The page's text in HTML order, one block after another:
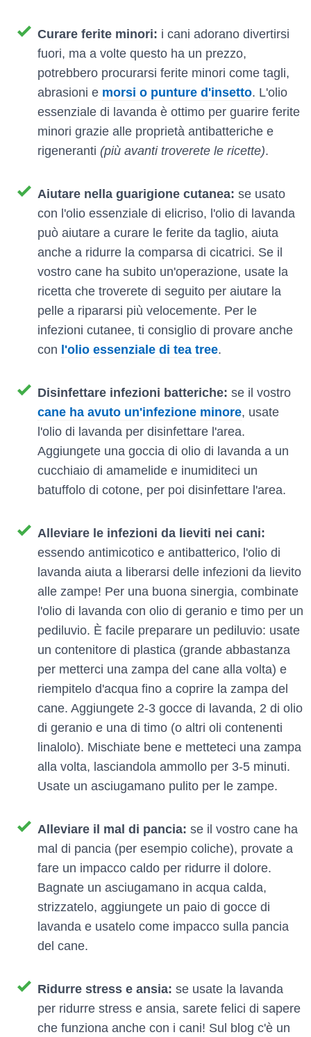
Curare ferite minori: i cani adorano divertirsi
fuori, ma a volte questo ha un prezzo,
potrebbero procurarsi ferite minori come tagli,
abrasioni e morsi o punture d'insetto. L'olio
essenziale di lavanda è ottimo per guarire ferite
minori grazie alle proprietà antibatteriche e
rigeneranti(più avanti troverete le ricette).
Aiutare nella guarigione cutanea: se usato
con l'olio essenziale di elicriso, l'olio di lavanda
può aiutare a curare le ferite da taglio, aiuta
anche a ridurre la comparsa di cicatrici. Se il
vostro cane ha subito un'operazione, usate la
ricetta che troverete di seguito per aiutare la
pelle a ripararsi più velocemente. Per le
infezioni cutanee, ti consiglio di provare anche
con l'olio essenziale di tea tree.
Disinfettare infezioni batteriche: se il vostro
cane ha avuto un'infezione minore, usate
l'olio di lavanda per disinfettare l'area.
Aggiungete una goccia di olio di lavanda a un
cucchiaio di amamelide e inumiditeci un
batuffolo di cotone, per poi disinfettare l'area.
Alleviare le infezioni da lieviti nei cani:
essendo antimicotico e antibatterico, l'olio di
lavanda aiuta a liberarsi delle infezioni da lievito
alle zampe! Per una buona sinergia, combinate
l'olio di lavanda con olio di geranio e timo per un
pediluvio. È facile preparare un pediluvio: usate
un contenitore di plastica (grande abbastanza
per metterci una zampa del cane alla volta) e
riempitelo d'acqua fino a coprire la zampa del
cane. Aggiungete 2-3 gocce di lavanda, 2 di olio
di geranio e una di timo (o altri oli contenenti
linalolo). Mischiate bene e metteteci una zampa
alla volta, lasciandola ammollo per 3-5 minuti.
Usate un asciugamano pulito per le zampe.
Alleviare il mal di pancia: se il vostro cane ha
mal di pancia (per esempio coliche), provate a
fare un impacco caldo per ridurre il dolore.
Bagnate un asciugamano in acqua calda,
strizzatelo, aggiungete un paio di gocce di
lavanda e usatelo come impacco sulla pancia
del cane.
Ridurre stress e ansia: se usate la lavanda
per ridurre stress e ansia, sarete felici di sapere
che funziona anche con i cani! Sul blog c'è un